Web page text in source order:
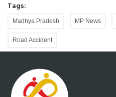
Tags:
Madhya Pradesh MP News
Road Accident